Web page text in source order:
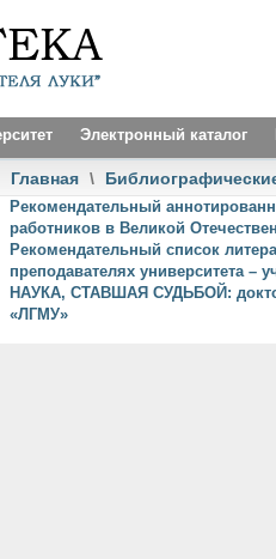
Электронный каталог
Главная \
Рекомендательный
работников в Великой
Рекомендательный список
преподавателях университета –
НАУКА, СТАВШАЯ СУДЬБОЙ:
«ЛГМУ»